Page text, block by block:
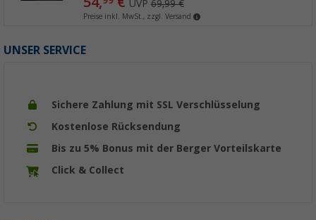
UVP69,99 €
Preise inkl. MwSt., zzgl. Versand
UNSER SERVICE
Sichere Zahlung mit SSL Verschlüsselung
Kostenlose Rücksendung
Bis zu 5% Bonus mit der Berger Vorteilskarte
Click & Collect